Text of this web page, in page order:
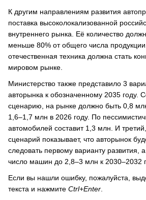
К другим направлениям развития
поставка высоколокализованной
внутреннего рынка. Её количество
меньше 80% от общего числа
отечественная техника должна стать
мировом рынке.
Министерство также представило 3
авторынка к обозначенному 2035 году.
сценарию, на рынке должно быть 0,8
1,6–1,7 млн в 2026 году. По
автомобилей составит 1,3 млн. И
сценарий показывает, что авторынок
следовать первому варианту развития,
число машин до 2,8–3 млн к 2030–2032
Если вы нашли ошибку, пожалуйста,
текста и нажмите Ctrl+Enter